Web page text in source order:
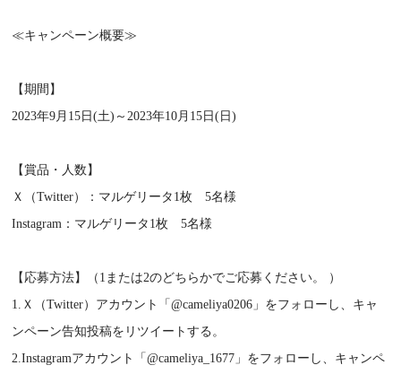
≪キャンペーン概要≫
【期間】
2023年9月15日(土)～2023年10月15日(日)
【賞品・人数】
Ｘ（Twitter）：マルゲリータ1枚 5名様
Instagram：マルゲリータ1枚 5名様
【応募方法】（1または2のどちらかでご応募ください。 ）
1.Ｘ（Twitter）アカウント「@cameliya0206」をフォローし、キャ
ンペーン告知投稿をリツイートする。
2.Instagramアカウント「@cameliya_1677」をフォローし、キャンペ